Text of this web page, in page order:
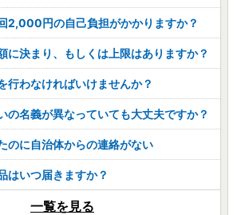
2,000円の自己負担がかかりますか？
に決まり、もしくは上限はありますか？
行わなければいけませんか？
の名義が異なっていても大丈夫ですか？
のに自治体からの連絡がない
はいつ届きますか？
一覧を見る